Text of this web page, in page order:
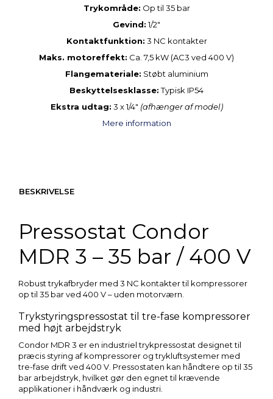
Trykområde: Op til 35 bar
Gevind:1/2″
Kontaktfunktion: 3 NC kontakter
Maks. motoreffekt: Ca. 7,5 kW (AC3 ved 400 V)
Flangemateriale: Støbt aluminium
Beskyttelsesklasse:Typisk IP54
Ekstra udtag: 3 x 1/4″ (afhænger af model)
Mere information
BESKRIVELSE
Pressostat Condor
MDR 3 – 35 bar / 400 V
Robust trykafbryder med 3 NC kontakter til kompressorer
op til 35 bar ved 400 V – uden motorværn.
Trykstyringspressostat til tre-fase kompressorer
med højt arbejdstryk
Condor MDR 3 er en industriel trykpressostat designet til
præcis styring af kompressorer og trykluftsystemer med
tre-fase drift ved 400 V. Pressostaten kan håndtere op til 35
bar arbejdstryk, hvilket gør den egnet til krævende
applikationer i håndværk og industri.